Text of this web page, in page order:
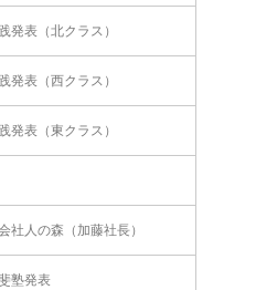
発表（北クラス）
発表（西クラス）
発表（東クラス）
社人の森（加藤社長）
塾発表